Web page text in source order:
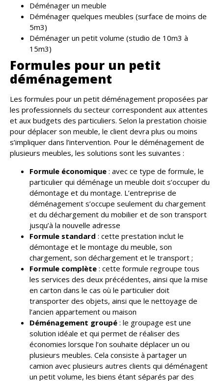
Déménager un meuble
Déménager quelques meubles (surface de moins de
5m3)
Déménager un petit volume (studio de 10m3 à
15m3)
Formules pour un petit
déménagement
Les formules pour un petit déménagement proposées par
les professionnels du secteur correspondent aux attentes
et aux budgets des particuliers. Selon la prestation choisie
pour déplacer son meuble, le client devra plus ou moins
s’impliquer dans l’intervention. Pour le déménagement de
plusieurs meubles, les solutions sont les suivantes :
Formule économique : avec ce type de formule, le
particulier qui déménage un meuble doit s’occuper du
démontage et du montage. L’entreprise de
déménagement s’occupe seulement du chargement
et du déchargement du mobilier et de son transport
jusqu’à la nouvelle adresse
Formule standard : cette prestation inclut le
démontage et le montage du meuble, son
chargement, son déchargement et le transport ;
Formule complète : cette formule regroupe tous
les services des deux précédentes, ainsi que la mise
en carton dans le cas où le particulier doit
transporter des objets, ainsi que le nettoyage de
l’ancien appartement ou maison
Déménagement groupé : le groupage est une
solution idéale et qui permet de réaliser des
économies lorsque l’on souhaite déplacer un ou
plusieurs meubles. Cela consiste à partager un
camion avec plusieurs autres clients qui déménagent
un petit volume, les biens étant séparés par des